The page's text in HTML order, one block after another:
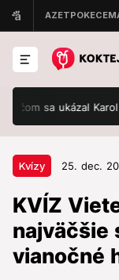
sa ukázal Karol
Kvízy 25. dec.
KVÍZ
najväčšie
vianočné
Kvízy 25. dec.
KVÍZ
najväčšie
vianočné